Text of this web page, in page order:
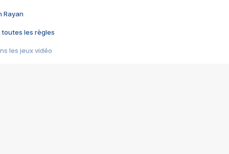
Rayan
toutes les règles
les jeux vidéo